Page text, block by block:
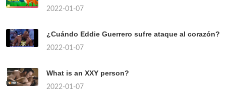
2022-01-07
¿Cuándo Eddie Guerrero sufre ataque al corazón?
2022-01-07
What is an XXY person?
2022-01-07